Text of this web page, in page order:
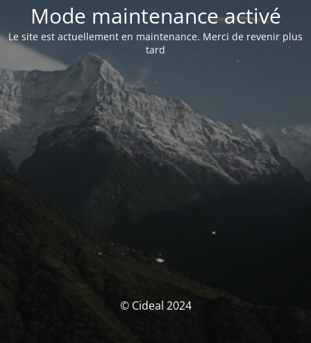
Mode maintenance activé
Le site est actuellement en maintenance. Merci de revenir plus
tard
© Cideal 2024